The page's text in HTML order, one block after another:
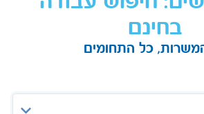
בחינם
כל התחומים